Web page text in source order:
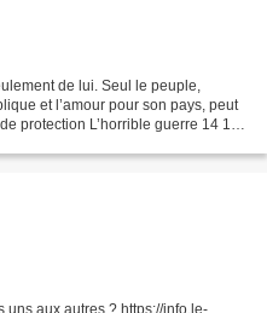
de lui. Seul le peuple,
et l’amour pour son pays, peut
protection L’horrible guerre 14 18
aux autres ? https://info.le-